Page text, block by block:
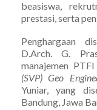
beasiswa,
prestasi, serta
Penghargaan
D.Arch. G.
manajemen
(SVP) Geo
Yuniar, yang
Bandung, Jawa